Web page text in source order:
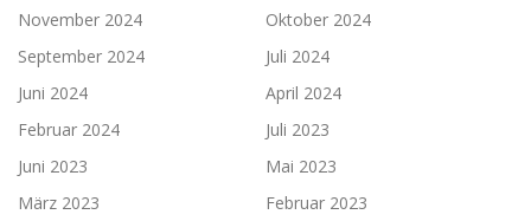
November 2024
Oktober 2024
September 2024
Juli 2024
Juni 2024
April 2024
Februar 2024
Juli 2023
Juni 2023
Mai 2023
März 2023
Februar 2023